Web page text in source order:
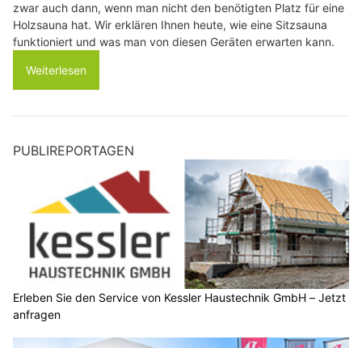
zwar auch dann, wenn man nicht den benötigten Platz für eine
Holzsauna hat. Wir erklären Ihnen heute, wie eine Sitzsauna
funktioniert und was man von diesen Geräten erwarten kann.
Weiterlesen
PUBLIREPORTAGEN
Erleben Sie den Service von Kessler Haustechnik GmbH – Jetzt
anfragen